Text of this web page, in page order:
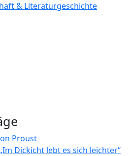
& Literaturgeschichte
Proust
Dickicht lebt es sich leichter“